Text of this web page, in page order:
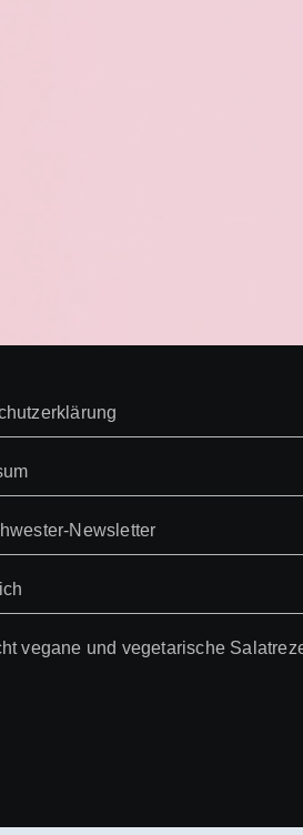
Newsletter
vegane und vegetarische